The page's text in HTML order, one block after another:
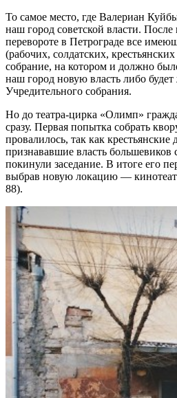
То самое место, где Валериан
наш город советской власти. После
перевороте в Петрограде все
(рабочих, солдатских,
собрание, на котором и должно
наш город новую власть либо будет
Учредительного собрания.
Но до театра-цирка «Олимп»
сразу. Первая попытка собрать
провалилось, так как крестьянские
признававшие власть большевиков
покинули заседание. В итоге его
выбрав новую локацию —
88).